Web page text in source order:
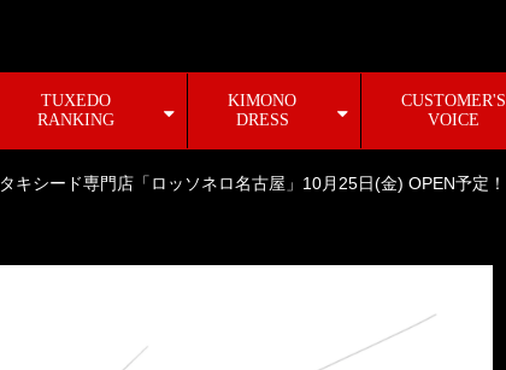
TUXEDO
RANKING
KIMONO
DRESS
CUSTOMER'S
VOICE
タキシード専門店「ロッソネロ名古屋」10月25日(金) OPEN予定！